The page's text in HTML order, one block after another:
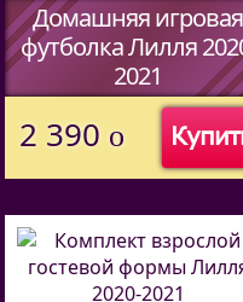
Домашняя игровая
футболка Лилля
2021
2 390 o